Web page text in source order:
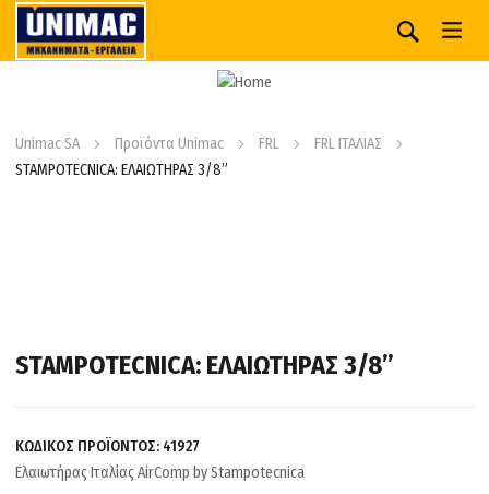
Unimac SA Προϊόντα Unimac FRL
FRL ΙΤΑΛΙΑΣ
STAMPOTECNICA: ΕΛΑΙΩΤΗΡΑΣ 3/8”
STAMPOTECNICA: ΕΛΑΙΩΤΗΡΑΣ 3/8”
ΚΩΔΙΚΟΣ ΠΡΟΪΟΝΤΟΣ: 41927
Ελαιωτήρας Ιταλίας AirComp by Stampotecnica